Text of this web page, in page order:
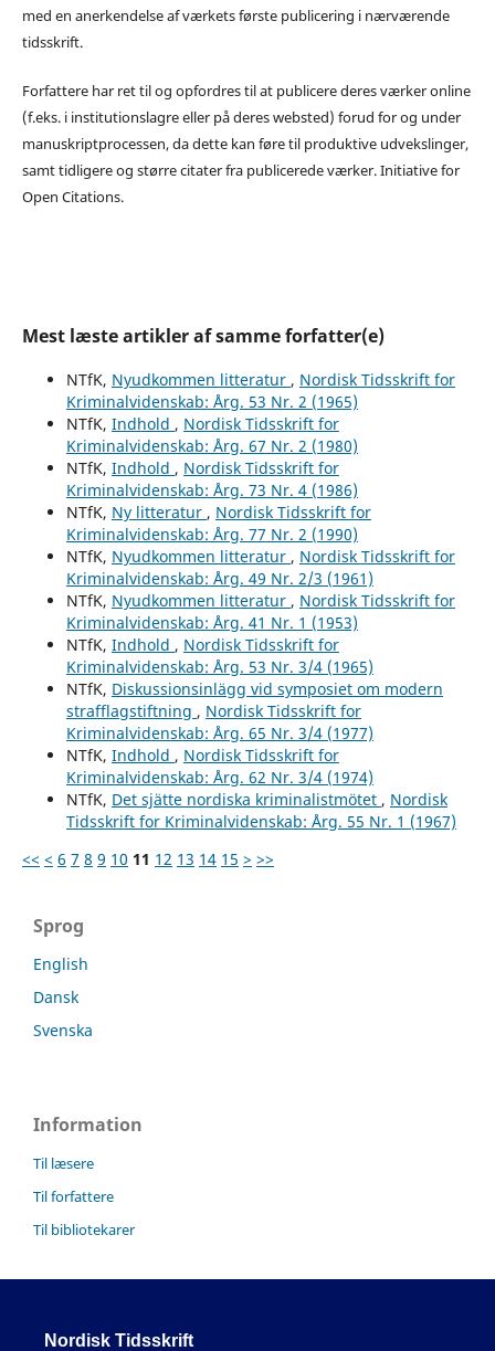
med en anerkendelse af værkets første publicering i nærværende
tidsskrift.
Forfattere har ret til og opfordres til at publicere deres værker online
(f.eks. i institutionslagre eller på deres websted) forud for og under
manuskriptprocessen, da dette kan føre til produktive udvekslinger,
samt tidligere og større citater fra publicerede værker. Initiative for
Open Citations.
Mest læste artikler af samme forfatter(e)
NTfK, Nyudkommen litteratur , Nordisk Tidsskrift for
Kriminalvidenskab: Årg. 53 Nr. 2 (1965)
NTfK, Indhold , Nordisk Tidsskrift for
Kriminalvidenskab: Årg. 67 Nr. 2 (1980)
NTfK, Indhold , Nordisk Tidsskrift for
Kriminalvidenskab: Årg. 73 Nr. 4 (1986)
NTfK, Ny litteratur , Nordisk Tidsskrift for
Kriminalvidenskab: Årg. 77 Nr. 2 (1990)
NTfK, Nyudkommen litteratur , Nordisk Tidsskrift for
Kriminalvidenskab: Årg. 49 Nr. 2/3 (1961)
NTfK, Nyudkommen litteratur , Nordisk Tidsskrift for
Kriminalvidenskab: Årg. 41 Nr. 1 (1953)
NTfK, Indhold , Nordisk Tidsskrift for
Kriminalvidenskab: Årg. 53 Nr. 3/4 (1965)
NTfK, Diskussionsinlägg vid symposiet om modern
strafflagstiftning , Nordisk Tidsskrift for
Kriminalvidenskab: Årg. 65 Nr. 3/4 (1977)
NTfK, Indhold , Nordisk Tidsskrift for
Kriminalvidenskab: Årg. 62 Nr. 3/4 (1974)
NTfK, Det sjätte nordiska kriminalistmötet , Nordisk
Tidsskrift for Kriminalvidenskab: Årg. 55 Nr. 1 (1967)
<< < 6 7 8 9 10 11 12 13 14 15 > >>
Sprog
English
Dansk
Svenska
Information
Til læsere
Til forfattere
Til bibliotekarer
Nordisk Tidsskrift